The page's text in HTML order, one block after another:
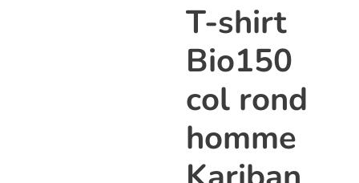
T-shirt
Bio150
col rond
homme